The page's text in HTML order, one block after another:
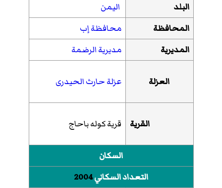
البلد
اليمن
المحافظة
محافظة إب
المديرية
مديرية الرضمة
العزلة عزلة حارث الحيدرى
القرية قرية كوله باحاج
السكان
التعداد السكاني2004